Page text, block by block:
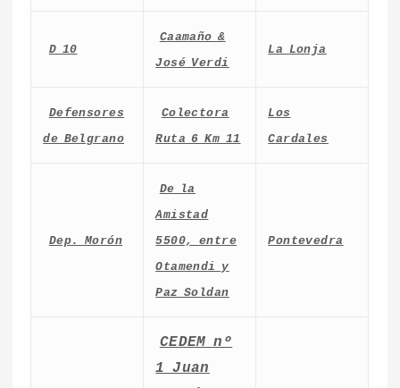
D 10
Caamaño &
José Verdi
La Lonja
Defensores
de Belgrano
Colectora
Ruta 6 Km 11
Los
Cardales
Dep. Morón
De la
Amistad
5500, entre
Otamendi y
Paz Soldan
Pontevedra
CEDEM nº
1 Juan